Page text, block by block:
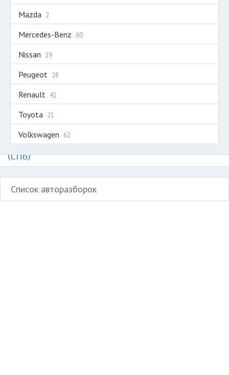
Mazda 2
Mercedes-Benz 60
Nissan 29
Peugeot 28
Renault 41
Toyota 21
Volkswagen 62
Авторазборки легких коммерческих авто и
микроавтобусов на карте Санкт-Петербурга
(СПб)
Список авторазборок